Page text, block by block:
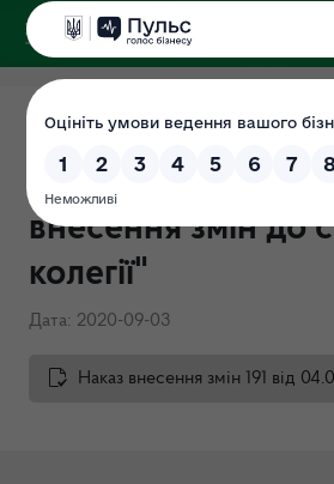
Наказ
04.06.2020 №191
внесення змін до
колегії"
Дата: 2020-09-03
Наказ внесення змін 191 від